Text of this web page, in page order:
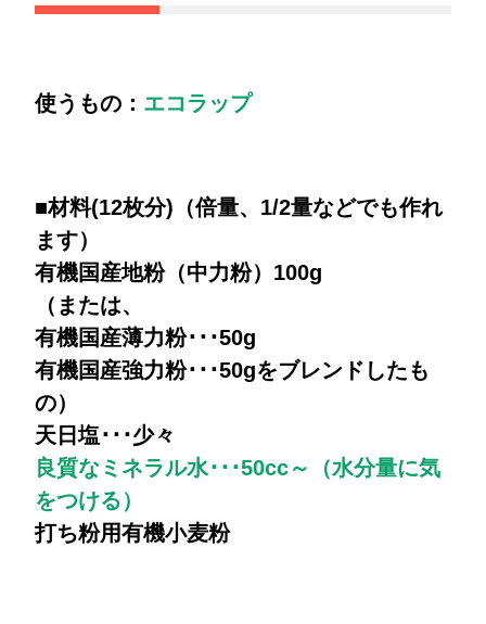
使うもの： エコラップ
■材料(12枚分)（倍量、1/2量などでも作れ
ます）
有機国産地粉（中力粉）100g
（または、
有機国産薄力粉･･･50g
有機国産強力粉･･･50gをブレンドしたも
の）
天日塩･･･少々
良質なミネラル水･･･50cc～（水分量に気
をつける）
打ち粉用有機小麦粉